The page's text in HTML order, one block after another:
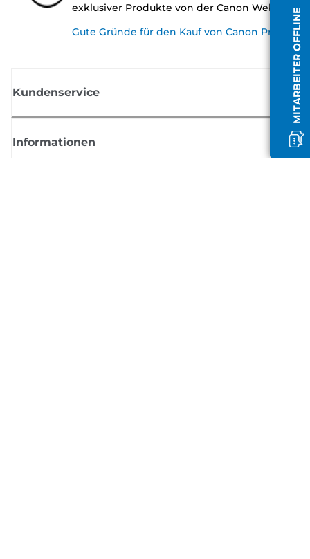
MITARBEITER OFFLINE
exklusiver Produkte von der Canon Website.
Gute Gründe für den Kauf von Canon
Kundenservice
Informationen